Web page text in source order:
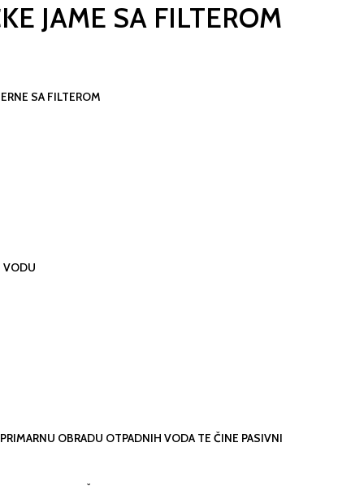
JAME SA FILTEROM
SA FILTEROM
VODU
OBRADU OTPADNIH VODA TE ČINE PASIVNI